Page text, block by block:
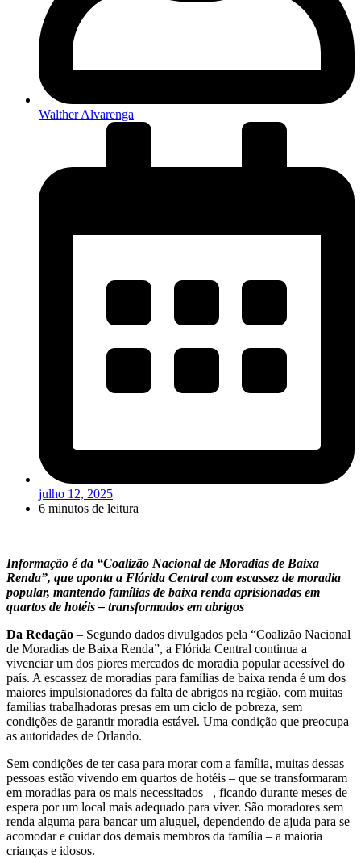
Walther Alvarenga
julho 12, 2025
6 minutos de leitura
Informação é da “Coalizão Nacional de Moradias de Baixa
Renda”, que aponta a Flórida Central com escassez de moradia
popular, mantendo famílias de baixa renda aprisionadas em
quartos de hotéis – transformados em abrigos
Da Redação – Segundo dados divulgados pela “Coalizão Nacional
de Moradias de Baixa Renda”, a Flórida Central continua a
vivenciar um dos piores mercados de moradia popular acessível do
país. A escassez de moradias para famílias de baixa renda é um dos
maiores impulsionadores da falta de abrigos na região, com muitas
famílias trabalhadoras presas em um ciclo de pobreza, sem
condições de garantir moradia estável. Uma condição que preocupa
as autoridades de Orlando.
Sem condições de ter casa para morar com a família, muitas dessas
pessoas estão vivendo em quartos de hotéis – que se transformaram
em moradias para os mais necessitados –, ficando durante meses de
espera por um local mais adequado para viver. São moradores sem
renda alguma para bancar um aluguel, dependendo de ajuda para se
acomodar e cuidar dos demais membros da família – a maioria
crianças e idosos.